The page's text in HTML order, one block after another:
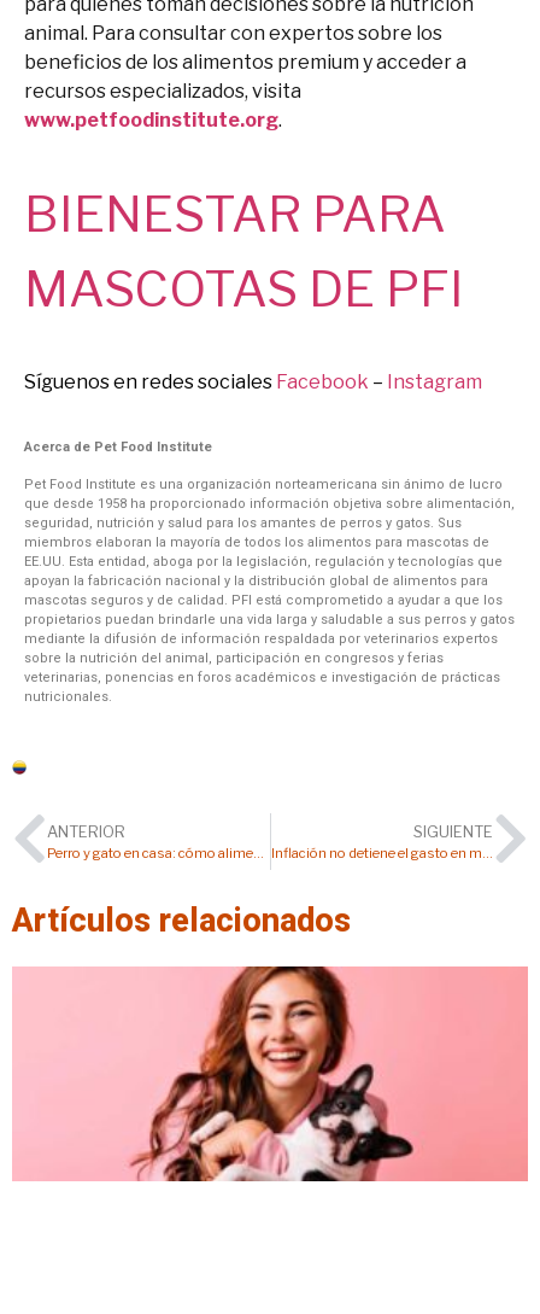
animal. Para consultar con expertos sobre los
beneficios de los alimentos premium y acceder a
recursos especializados, visita
www.petfoodinstitute.org.
BIENESTAR PARA
MASCOTAS DE PFI
Síguenos en redes sociales Facebook – Instagram
Acerca de Pet Food Institute
Pet Food Institute es una organización norteamericana sin ánimo de lucro
que desde 1958 ha proporcionado información objetiva sobre alimentación,
seguridad, nutrición y salud para los amantes de perros y gatos. Sus
miembros elaboran la mayoría de todos los alimentos para mascotas de
EE.UU. Esta entidad, aboga por la legislación, regulación y tecnologías que
apoyan la fabricación nacional y la distribución global de alimentos para
mascotas seguros y de calidad. PFI está comprometido a ayudar a que los
propietarios puedan brindarle una vida larga y saludable a sus perros y gatos
mediante la difusión de información respaldada por veterinarios expertos
sobre la nutrición del animal, participación en congresos y ferias
veterinarias, ponencias en foros académicos e investigación de prácticas
nutricionales.
ANTERIOR
Perro y gato en casa: cómo alimentar bien a cada uno sin confundirlos
SIGUIENTE
Inflación no detiene el gasto en mascotas: el colombiano pone la alimentación de su animal entre las prioridades del hogar
Artículos relacionados